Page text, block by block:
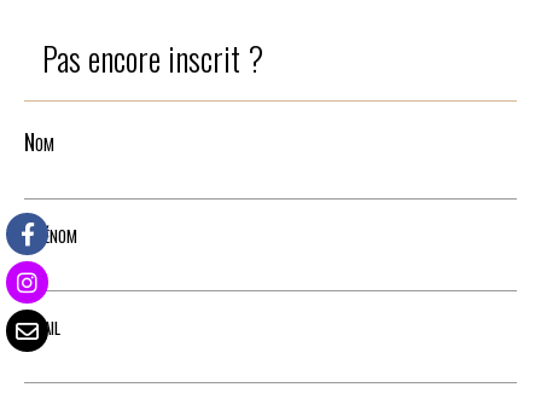
Pas encore inscrit ?
Nom
Prénom
Email